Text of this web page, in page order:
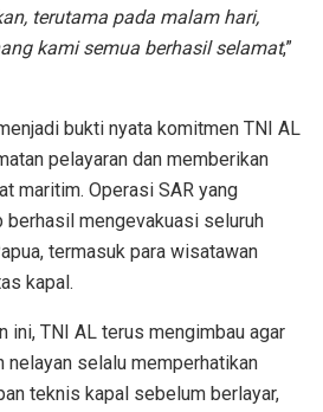
terutama pada malam hari,
kami semua berhasil selamat,”
bukti nyata komitmen TNI AL
pelayaran dan memberikan
maritim. Operasi SAR yang
berhasil mengevakuasi seluruh
termasuk para wisatawan
kapal.
ini, TNI AL terus mengimbau agar
nelayan selalu memperhatikan
teknis kapal sebelum berlayar,